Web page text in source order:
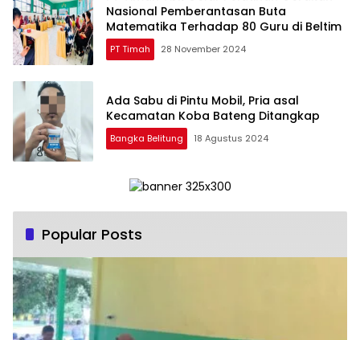
Nasional Pemberantasan Buta
Matematika Terhadap 80 Guru di Beltim
PT Timah 28 November 2024
Ada Sabu di Pintu Mobil, Pria asal
Kecamatan Koba Bateng Ditangkap
Bangka Belitung 18 Agustus 2024
Popular Posts